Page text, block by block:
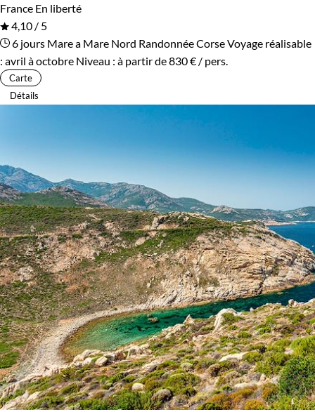
France En liberté
4,10 / 5
6 jours Mare a Mare Nord Randonnée CorseVoyage réalisable
: avril à octobre Niveau : à partir de830 € / pers.
Carte
Détails